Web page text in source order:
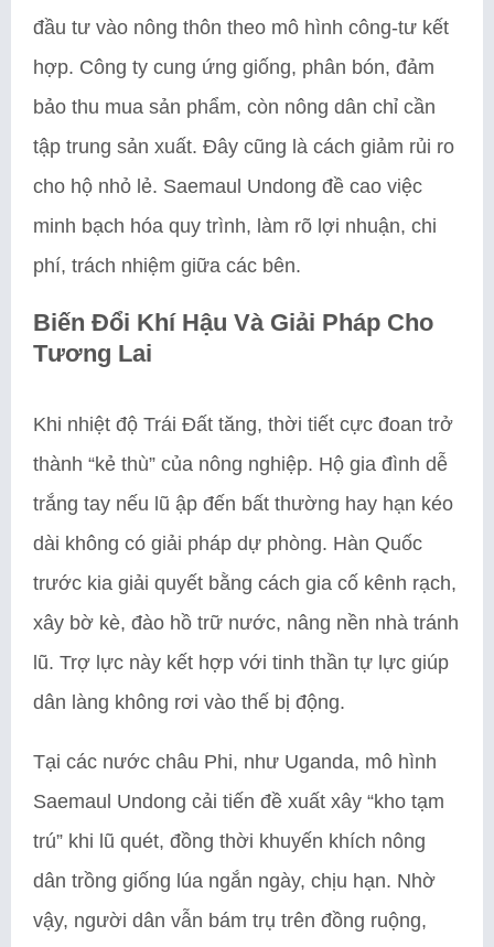
đầu tư vào nông thôn theo mô hình công-tư kết
hợp. Công ty cung ứng giống, phân bón, đảm
bảo thu mua sản phẩm, còn nông dân chỉ cần
tập trung sản xuất. Đây cũng là cách giảm rủi ro
cho hộ nhỏ lẻ. Saemaul Undong đề cao việc
minh bạch hóa quy trình, làm rõ lợi nhuận, chi
phí, trách nhiệm giữa các bên.
Biến Đổi Khí Hậu Và Giải Pháp Cho
Tương Lai
Khi nhiệt độ Trái Đất tăng, thời tiết cực đoan trở
thành “kẻ thù” của nông nghiệp. Hộ gia đình dễ
trắng tay nếu lũ ập đến bất thường hay hạn kéo
dài không có giải pháp dự phòng. Hàn Quốc
trước kia giải quyết bằng cách gia cố kênh rạch,
xây bờ kè, đào hồ trữ nước, nâng nền nhà tránh
lũ. Trợ lực này kết hợp với tinh thần tự lực giúp
dân làng không rơi vào thế bị động.
Tại các nước châu Phi, như Uganda, mô hình
Saemaul Undong cải tiến đề xuất xây “kho tạm
trú” khi lũ quét, đồng thời khuyến khích nông
dân trồng giống lúa ngắn ngày, chịu hạn. Nhờ
vậy, người dân vẫn bám trụ trên đồng ruộng,